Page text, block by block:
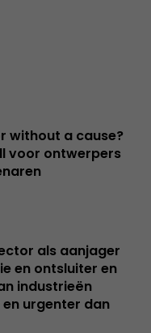
without a cause?
voor ontwerpers
als aanjager
en ontsluiter en
industrieën
urgenter dan